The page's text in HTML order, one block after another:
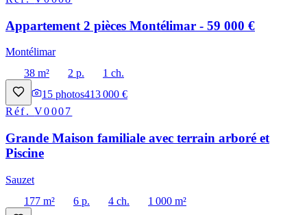
Appartement 2 pièces Montélimar - 59 000 €
Montélimar
38 m²
2 p.
1 ch.
15 photos413 000 €
Réf.V0007
Grande Maison familiale avec terrain arboré et
Piscine
Sauzet
177 m²
6 p. 4 ch.
1 000 m²